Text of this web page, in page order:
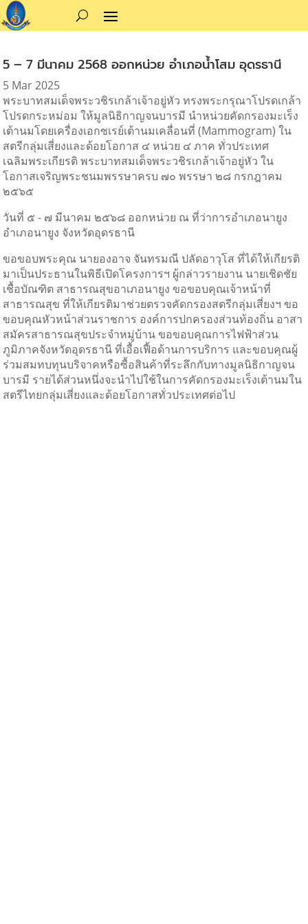
5 – 7 มีนาคม 2568 ออกหน่วย อำเภอน้ำโสม อุดรธานี
5 Mar 2025
พระบาทสมเด็จพระวชิรเกล้าเจ้าอยู่หัว ทรงพระกรุณาโปรดเกล้า
โปรดกระหม่อม ให้มูลนิธิกาญจนบารมี นำหน่วยคัดกรองมะเร็ง
เต้านมโดยเครื่องเอกซเรย์เต้านมเคลื่อนที่ (Mammogram)ใน
สตรีกลุ่มเสี่ยงและด้อยโอกาส ๔ หน่วย ๔ ภาค ทั่วประเทศ
เฉลิมพระเกียรติ พระบาทสมเด็จพระวชิรเกล้าเจ้าอยู่หัว ใน
โอกาสเจริญพระชนมพรรษาครบ ๗๐ พรรษา ๒๘ กรกฎาคม
๒๕๖๕
วันที่ ๕ - ๗ มีนาคม ๒๕๖๘ ออกหน่วย ณ ที่ว่าการอำเภอนายูง
อำเภอนายูง จังหวัดอุดรธานี
ขอขอบพระคุณ นายองอาจ จันทรมณี ปลัดอาวุโส ที่ได้ให้เกียรติ
มาเป็นประธานในพิธีเปิดโครงการฯ ผู้กล่าวรายงาน นายเชิดชัย
เชื้อบัณฑิต สาธารณสุขอาเภอนายูง ขอขอบคุณเจ้าหน้าที่
สาธารณสุข ที่ให้เกียรติมาช่วยตรวจคัดกรองสตรีกลุ่มเสี่ยงฯ ขอ
ขอบคุณหัวหน้าส่วนราชการ องค์การปกครองส่วนท้องถิ่น อาสา
สมัครสาธารณสุขประจำหมู่บ้าน ขอขอบคุณการไฟฟ้าส่วน
ภูมิภาคจังหวัดอุดรธานี ที่เอื้อเฟื้อด้านการบริการ และขอบคุณผู้
ร่วมสมทบทุนบริจาคหรือซื้อสินค้าที่ระลึกกับทางมูลนิธิกาญจน
บารมี รายได้ส่วนหนึ่งจะนำไปใช้ในการคัดกรองมะเร็งเต้านมใน
สตรีไทยกลุ่มเสี่ยงและด้อยโอกาสทั่วประเทศต่อไป